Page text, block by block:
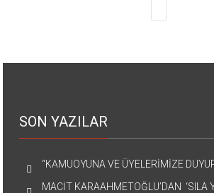
SON YAZILAR
“KAMUOYUNA VE ÜYELERİMİZE
MACİT KARAAHMETOĞLU’DAN ‘SILA